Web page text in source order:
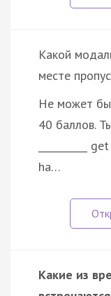
Какой
месте
He может
40 баллов.
__________
ha…
Какие из